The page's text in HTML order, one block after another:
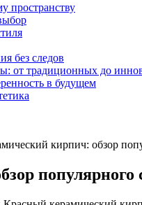
пространству
без следов
от традиционных до
в будущем
кирпич: обзор
популярного